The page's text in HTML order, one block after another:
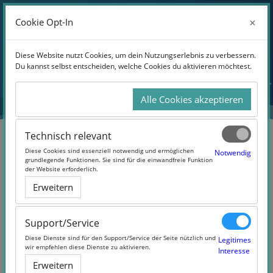
Zum Hauptinhalt
Website-Übersicht
Anmelden
Arbeitspsychologie
(#MOOCArbeitspsychologie)
Cookie Opt-In ×
Diese Website nutzt Cookies, um dein Nutzungserlebnis zu verbessern.
Du kannst selbst entscheiden, welche Cookies du aktivieren möchtest.
Alle Cookies akzeptieren
Technisch relevant
Diese Cookies sind essenziell notwendig und ermöglichen
grundlegende Funktionen. Sie sind für die einwandfreie Funktion
der Website erforderlich.
Notwendig
Erweitern
Support/Service
Diese Dienste sind für den Support/Service der Seite nützlich und
wir empfehlen diese Dienste zu aktivieren.
Legitimes
Interesse
Erweitern
Cookie Opt-In ×
Diese Website nutzt Cookies, um dein Nutzungserlebnis zu verbessern.
Du kannst selbst entscheiden, welche Cookies du aktivieren möchtest.
Alle Cookies akzeptieren
Technisch relevant
Diese Cookies sind essenziell notwendig und ermöglichen
grundlegende Funktionen. Sie sind für die einwandfreie Funktion
der Website erforderlich.
Notwendig
Erweitern
Support/Service
Diese Dienste sind für den Support/Service der Seite nützlich und
wir empfehlen diese Dienste zu aktivieren.
Legitimes
Interesse
Erweitern